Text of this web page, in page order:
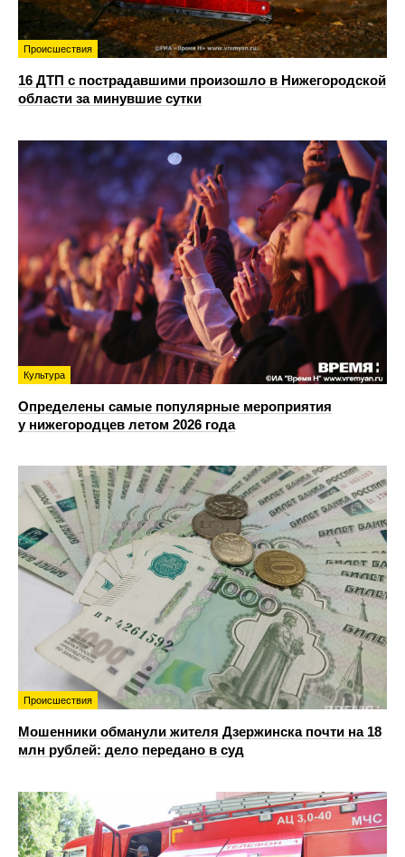
Происшествия
16 ДТП с пострадавшими произошло в Нижегородской
области за минувшие сутки
Культура
Определены самые популярные мероприятия
у нижегородцев летом 2026 года
Происшествия
Мошенники обманули жителя Дзержинска почти на 18
млн рублей: дело передано в суд